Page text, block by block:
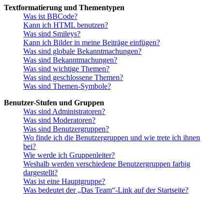
Textformatierung und Thementypen
Was ist BBCode?
Kann ich HTML benutzen?
Was sind Smileys?
Kann ich Bilder in meine Beiträge einfügen?
Was sind globale Bekanntmachungen?
Was sind Bekanntmachungen?
Was sind wichtige Themen?
Was sind geschlossene Themen?
Was sind Themen-Symbole?
Benutzer-Stufen und Gruppen
Was sind Administratoren?
Was sind Moderatoren?
Was sind Benutzergruppen?
Wo finde ich die Benutzergruppen und wie trete ich ihnen
bei?
Wie werde ich Gruppenleiter?
Weshalb werden verschiedene Benutzergruppen farbig
dargestellt?
Was ist eine Hauptgruppe?
Was bedeutet der „Das Team“-Link auf der Startseite?